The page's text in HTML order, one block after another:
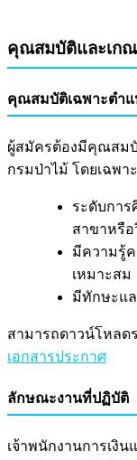
คุณสมบัติและเก
คุณสมบัติเฉพาะตำ
ผู้สมัครต้องมีคุณสม
กรมป่าไม้ โดยเฉพา
ระดับกา
สาขาหรือ
มีความรู้
เหมาะสม
มีทักษะแ
สามารถดาวน์โหลด
เอกสารประกาศ
ลักษณะงานที่ปฏิบัติ
เจ้าพนักงานการเงิ